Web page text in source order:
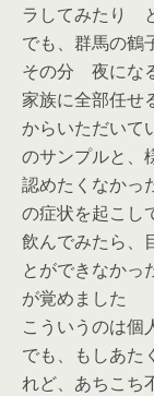
ラしてみたり
でも、群馬の鶴
その分 夜にな
家族に全部任
からいただいて
のサンプルと、
認めたくなかっ
の症状を起こ
飲んでみたら、
とができなかっ
が覚めました
こういうのは個
でも、もしあた
れど、あちこち